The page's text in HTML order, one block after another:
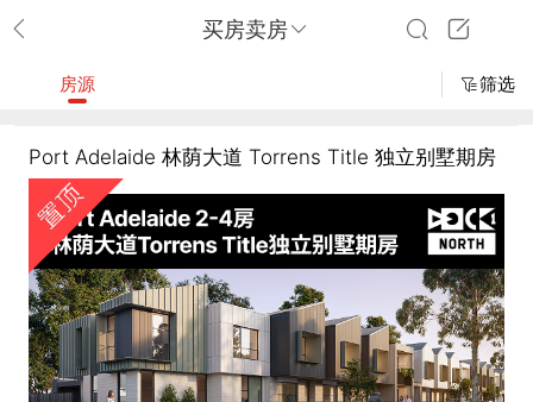
买房卖房
房源 筛选
Port Adelaide 林荫大道 Torrens Title 独立别墅期房